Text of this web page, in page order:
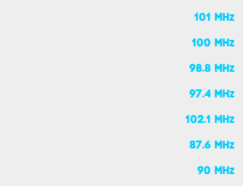
101 MHz
100 MHz
98.8 MHz
97.4 MHz
102.1 MHz
87.6 MHz
90 MHz